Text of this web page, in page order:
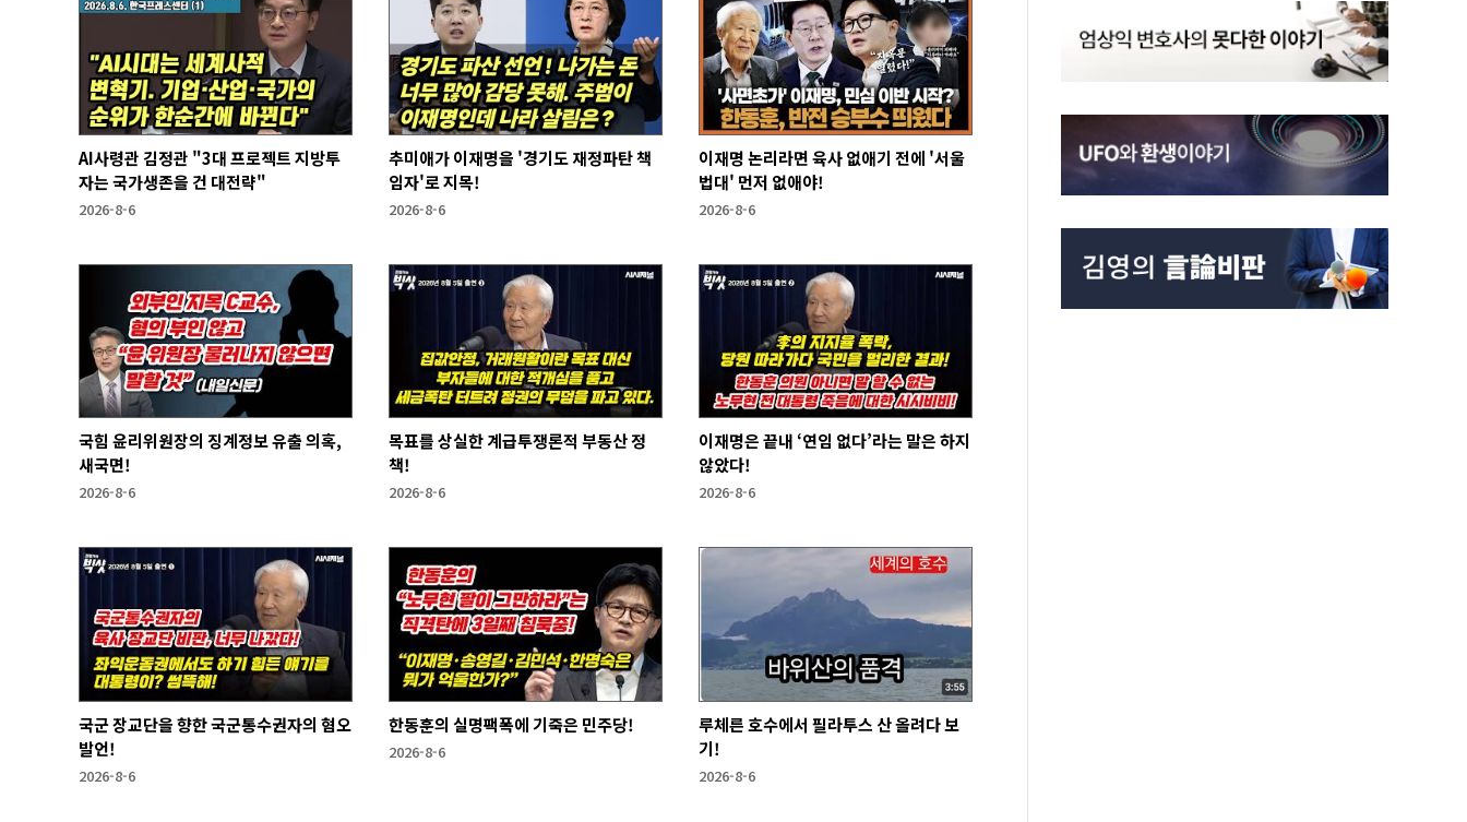
AI사령관 김정관 "3대 프로젝트 지방투
자는 국가생존을 건 대전략"
2026-8-6
추미애가 이재명을 '경기도 재정파탄 책
임자'로 지목!
2026-8-6
이재명 논리라면 육사 없애기 전에 '서울
법대' 먼저 없애야!
2026-8-6
국힘 윤리위원장의 징계정보 유출 의혹,
새국면!
2026-8-6
목표를 상실한 계급투쟁론적 부동산 정
책!
2026-8-6
이재명은 끝내 ‘연임 없다’라는 말은 하지
않았다!
2026-8-6
국군 장교단을 향한 국군통수권자의 혐오
발언!
2026-8-6
한동훈의 실명팩폭에 기죽은 민주당!
2026-8-6
루체른 호수에서 필라투스 산 올려다 보
기!
2026-8-6